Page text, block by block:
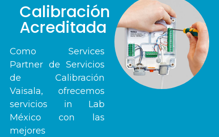
Calibración
Acreditada
Como Services
Partner de Servicios
de Calibración
Vaisala, ofrecemos
servicios in Lab
México con las
mejores